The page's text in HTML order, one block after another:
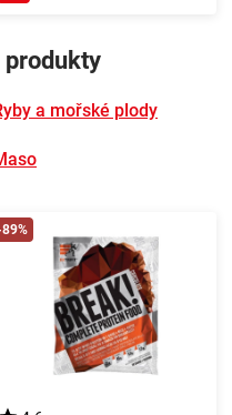
a mořské plody